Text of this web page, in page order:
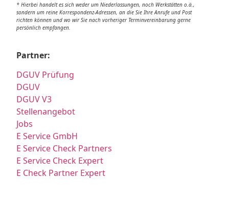
* Hierbei handelt es sich weder um Niederlassungen, noch Werkstätten o.ä.,
sondern um reine Korrespondenz-Adressen, an die Sie Ihre Anrufe und Post
richten können und wo wir Sie nach vorheriger Terminvereinbarung gerne
persönlich empfangen.
Partner:
DGUV Prüfung
DGUV
DGUV V3
Stellenangebot
Jobs
E Service GmbH
E Service Check Partners
E Service Check Expert
E Check Partner Expert